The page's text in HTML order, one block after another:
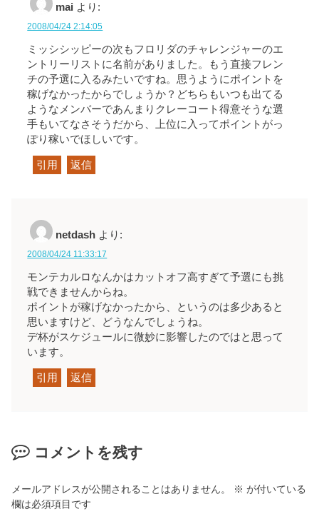
mai より:
2008/04/24 2:14:05
ミッシシッピーの次もフロリダのチャレンジャーのエ
ントリーリストに名前がありました。もう直接フレン
チの予選に入るみたいですね。思うようにポイントを
稼げなかったからでしょうか？どちらもいつも出てる
ようなメンバーであんまりクレーコート得意そうな選
手もいてなさそうだから、上位に入ってポイントがっ
ぽり稼いでほしいです。
引用 返信
netdash より:
2008/04/24 11:33:17
モンテカルロなんかはカットオフ高すぎて予選にも挑
戦できませんからね。
ポイントが稼げなかったから、というのは多少あると
思いますけど、どうなんでしょうね。
デ杯がスケジュールに微妙に影響したのではと思って
います。
引用 返信
コメントを残す
メールアドレスが公開されることはありません。 ※ が付いている
欄は必須項目です